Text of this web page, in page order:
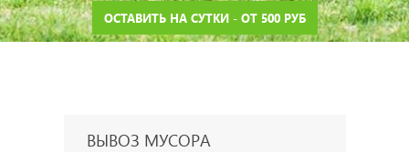
ОСТАВИТЬ НА СУТКИ - ОТ 500 РУБ
ВЫВОЗ МУСОРА